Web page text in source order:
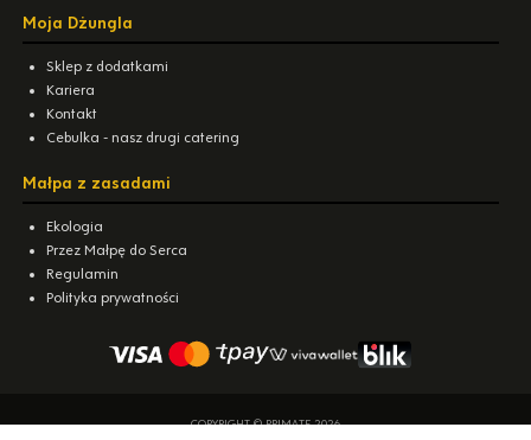
Moja Dżungla
Sklep z dodatkami
Kariera
Kontakt
Cebulka - nasz drugi catering
Małpa z zasadami
Ekologia
Przez Małpę do Serca
Regulamin
Polityka prywatności
COPYRIGHT © PRIMATE 2026